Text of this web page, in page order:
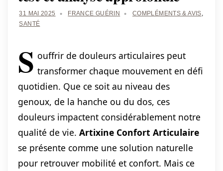
31 MAI 2025 FRANCE GUÉRIN COMPLÉMENTS & AVIS,
SANTÉ
S ouffrir de douleurs articulaires peut
transformer chaque mouvement en défi
quotidien. Que ce soit au niveau des
genoux, de la hanche ou du dos, ces
douleurs impactent considérablement notre
qualité de vie. Artixine Confort Articulaire
se présente comme une solution naturelle
pour retrouver mobilité et confort. Mais ce